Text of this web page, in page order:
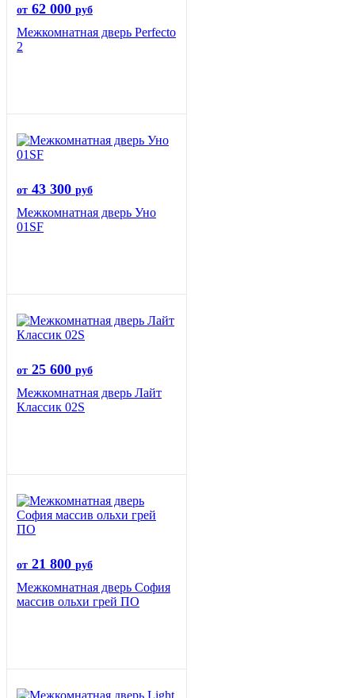
от 62 000 руб
Межкомнатная дверь Perfecto
2
от 43 300 руб
Межкомнатная дверь Уно
01SF
от 25 600 руб
Межкомнатная дверь Лайт
Классик 02S
от 21 800 руб
Межкомнатная дверь София
массив ольхи грей ПО